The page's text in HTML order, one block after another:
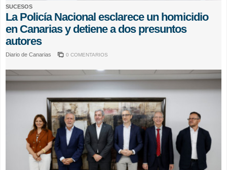
SUCESOS
La Policía Nacional esclarece un homicidio
en Canarias y detiene a dos presuntos
autores
Diario de Canarias 0 COMENTARIOS